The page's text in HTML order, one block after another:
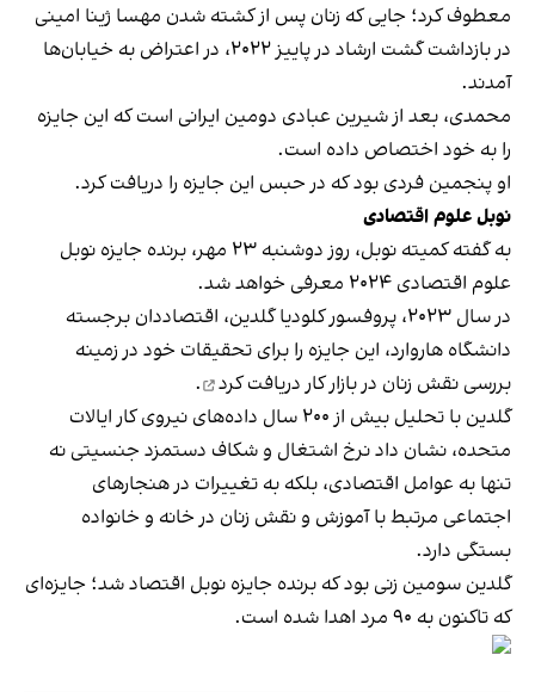
معطوف کرد؛ جایی که زنان پس از کشته شدن مهسا ژینا امینی
در بازداشت گشت ارشاد در پاییز ۲۰۲۲، در اعتراض به خیابان‌ها
آمدند.
محمدی، بعد از شیرین عبادی دومین ایرانی است که این جایزه
را به خود اختصاص داده است.
او پنجمین فردی بود که در حبس این جایزه را دریافت کرد.
نوبل علوم اقتصادی
به گفته کمیته نوبل، روز دوشنبه ۲۳ مهر، برنده جایزه نوبل
علوم اقتصادی ۲۰۲۴ معرفی خواهد شد.
در سال ۲۰۲۳، پروفسور کلودیا گلدین، اقتصاددان برجسته
دانشگاه هاروارد، این جایزه را برای تحقیقات خود در زمینه
بررسی نقش زنان در بازار کار دریافت کرد
.
گلدین با تحلیل بیش از ۲۰۰ سال داده‌های نیروی کار ایالات
متحده، نشان داد نرخ اشتغال و شکاف دستمزد جنسیتی نه
تنها به عوامل اقتصادی، بلکه به تغییرات در هنجارهای
اجتماعی مرتبط با آموزش و نقش زنان در خانه و خانواده
بستگی دارد.
گلدین سومین زنی بود که برنده جایزه نوبل اقتصاد شد؛ جایزه‌ای
که تاکنون به ۹۰ مرد اهدا شده است.